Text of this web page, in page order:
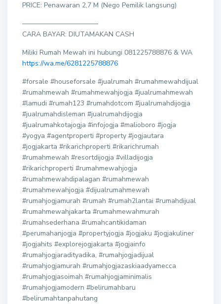
PRICE: Penawaran 2,7 M (Nego Pemilik langsung)
———————————
CARA BAYAR: DIUTAMAKAN CASH
Miliki Rumah Mewah ini hubungi 081225788876 & WA
https://wa.me/6281225788876
#forsale #houseforsale #jualrumah #rumahmewahdijual
#rumahmewah #rumahmewahjogja #jualrumahmewah
#lamudi #rumah123 #rumahdotcom #jualrumahdijogja
#jualrumahdisleman #jualrumahdijogja
#jualrumahkotajogja #infojogja #malioboro #jogja
#yogya #agentproperti #property #jogjautara
#jogjakarta #rikarichproperti #rikarichrumah
#rumahmewah #resortdijogja #villadijogja
#rikarichproperti #rumahmewahjogja
#rumahmewahdipalagan #rumahmewah
#rumahmewahjogja #dijualrumahmewah
#rumahjogjamurah #rumah #rumah2lantai #rumahdijual
#rumahmewahjakarta #rumahmewahmurah
#rumahsederhana #rumahcantikidaman
#perumahanjogja #propertyjogja #jogjaku #jogjakuliner
#jogjahits #explorejogjakarta #jogjainfo
#rumahjogjaradityadika, #rumahjogjadijual
#rumahjogjamurah #rumahjogjazaskiaadyamecca
#rumahjogjasoimah #rumahjogjaminimalis
#rumahjogjamodern #belirumahbaru
#belirumahtanpahutang